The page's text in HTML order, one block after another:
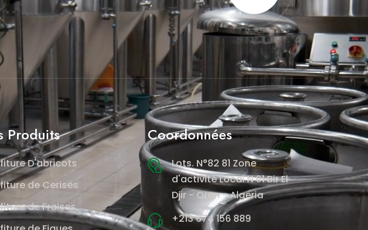
Produits
D'abricots
de Cerises
de Fraises
Coordonnées
Lots. N°82 81 Zone
d'activité Local N 01 Bir El
Djir - Oran - Algeria
+213 674 156 889